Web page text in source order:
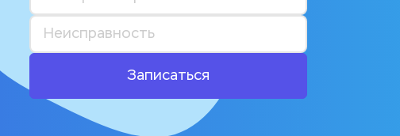
Записаться